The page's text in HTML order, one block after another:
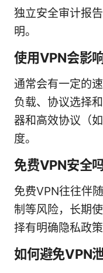
独立安全审计报
明。
使用VPN会影
通常会有一定的
负载、协议选择
器和高效协议（
度。
免费VPN安全吗
免费VPN往往伴
制等风险，长期
择有明确隐私政
如何避免VPN泄